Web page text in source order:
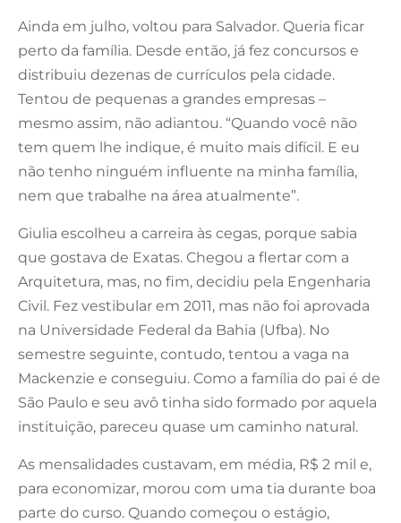
Ainda em julho, voltou para Salvador. Queria ficar
perto da família. Desde então, já fez concursos e
distribuiu dezenas de currículos pela cidade.
Tentou de pequenas a grandes empresas –
mesmo assim, não adiantou. “Quando você não
tem quem lhe indique, é muito mais difícil. E eu
não tenho ninguém influente na minha família,
nem que trabalhe na área atualmente”.
Giulia escolheu a carreira às cegas, porque sabia
que gostava de Exatas. Chegou a flertar com a
Arquitetura, mas, no fim, decidiu pela Engenharia
Civil. Fez vestibular em 2011, mas não foi aprovada
na Universidade Federal da Bahia (Ufba). No
semestre seguinte, contudo, tentou a vaga na
Mackenzie e conseguiu. Como a família do pai é de
São Paulo e seu avô tinha sido formado por aquela
instituição, pareceu quase um caminho natural.
As mensalidades custavam, em média, R$ 2 mil e,
para economizar, morou com uma tia durante boa
parte do curso. Quando começou o estágio,